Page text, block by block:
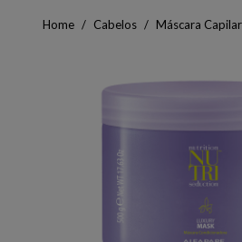
Home Cabelos Máscara Capilar